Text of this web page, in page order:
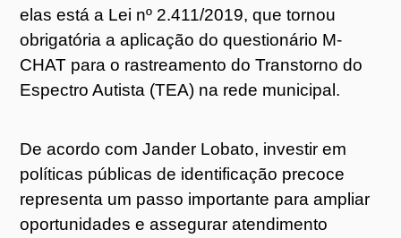
elas está a Lei nº 2.411/2019, que tornou
obrigatória a aplicação do questionário M-
CHAT para o rastreamento do Transtorno do
Espectro Autista (TEA) na rede municipal.
De acordo com Jander Lobato, investir em
políticas públicas de identificação precoce
representa um passo importante para ampliar
oportunidades e assegurar atendimento